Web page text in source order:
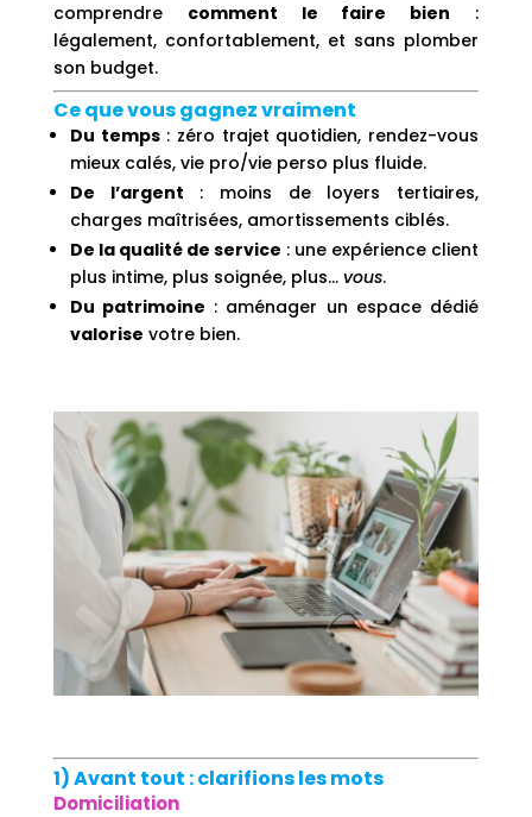
comprendre comment le faire bien :
légalement, confortablement, et sans plomber
son budget.
Ce que vous gagnez vraiment
Du temps: zéro trajet quotidien, rendez-vous
mieux calés, vie pro/vie perso plus fluide.
De l’argent : moins de loyers tertiaires,
charges maîtrisées, amortissements ciblés.
De la qualité de service : une expérience client
plus intime, plus soignée, plus… vous.
Du patrimoine : aménager un espace dédié
valorise votre bien.
1) Avant tout : clarifions les mots
Domiciliation